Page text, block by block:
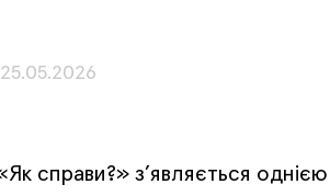
25.05.2026
справи?» з’являється